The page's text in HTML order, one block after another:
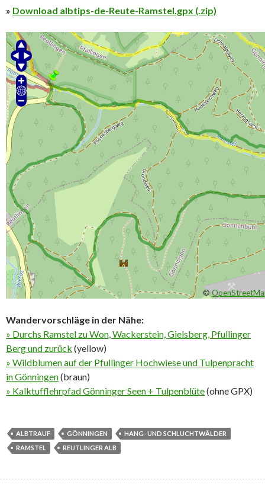
» Download albtips-de-Reute-Ramstel.gpx (.zip)
©
Wandervorschläge in der Nähe:
» Durchs Ramstel zu Won, Wackerstein, Gielsberg, Pfullinger
Berg und zurück (yellow)
» Wildblumen auf der Pfullinger Hochwiese und Tulpenpracht
in Gönningen(braun)
» Kalktufflehrpfad Gönninger Seen + Tulpenblüte(ohne GPX)
ALBTRAUF GÖNNINGEN
HANG- UND SCHLUCHTWÄLDER
RAMSTEL
REUTLINGER ALB